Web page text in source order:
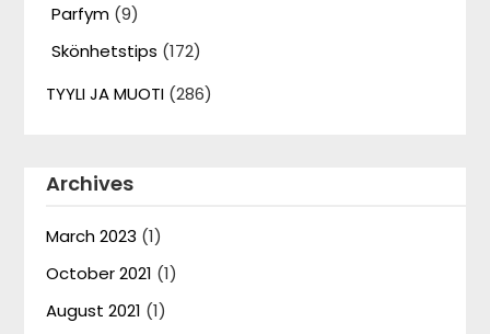
Parfym (9)
Skönhetstips (172)
TYYLI JA MUOTI (286)
Archives
March 2023 (1)
October 2021 (1)
August 2021 (1)